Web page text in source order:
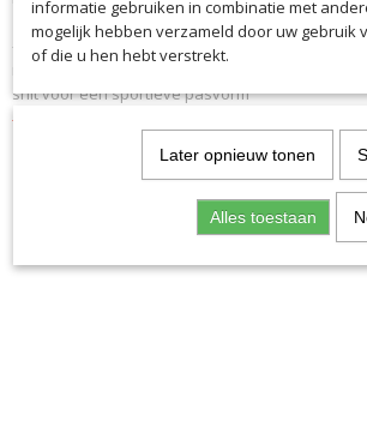
– Licht en slijtvast S.Dry-Tech functioneel
snit voor een sportieve pasvorm
informatie gebruiken in combinatie met
mogelijk hebben verzameld door uw gebruik
of die u hen hebt verstrekt.
Later opnieuw tonen
Alles toestaan